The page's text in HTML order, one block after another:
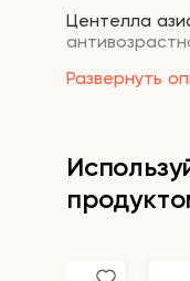
Развернуть
Центелла
кожи и